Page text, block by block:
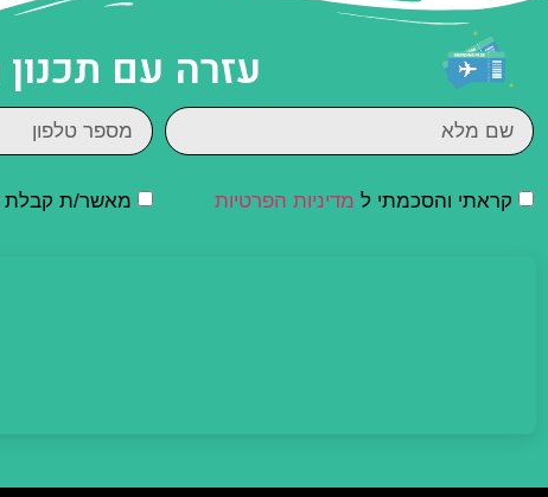
עזרה עם
קראתי והסכמתי ל מדיניות הפרטיות מאשר/ת קבלת